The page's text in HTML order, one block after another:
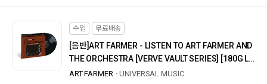
수입 무료배송
[음반]ART FARMER - LISTEN TO ART FARMER AND
THE ORCHESTRA [VERVE VAULT SERIES] [180G L
P]
ART FARMER UNIVERSAL MUSIC